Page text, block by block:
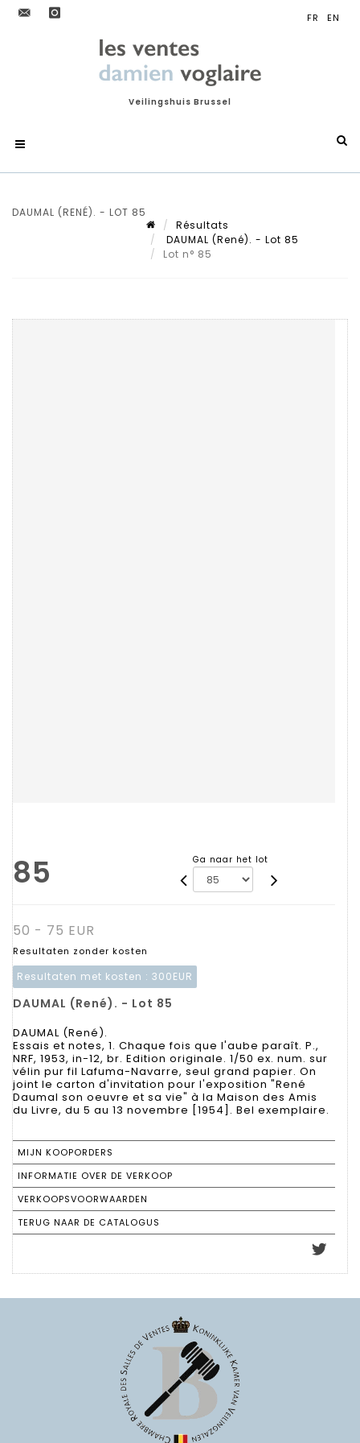
Veilingshuis Brussel
DAUMAL (RENÉ). - LOT 85
Résultats
DAUMAL (René). - Lot 85
Lot n° 85
85 Ga naar het lot
50 - 75 EUR
Resultaten zonder kosten
Resultaten met kosten : 300EUR
DAUMAL (René). - Lot 85
DAUMAL (René).
Essais et notes, 1. Chaque fois que l'aube paraît. P.,
NRF, 1953, in-12, br. Edition originale. 1/50 ex. num. sur
vélin pur fil Lafuma-Navarre, seul grand papier. On
joint le carton d'invitation pour l'exposition "René
Daumal son oeuvre et sa vie" à la Maison des Amis
du Livre, du 5 au 13 novembre [1954]. Bel exemplaire.
MIJN KOOPORDERS
INFORMATIE OVER DE VERKOOP
VERKOOPSVOORWAARDEN
TERUG NAAR DE CATALOGUS